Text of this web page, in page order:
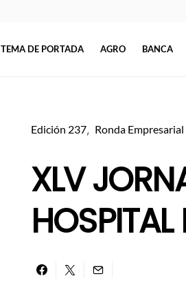
TEMA DE PORTADA AGRO BANCA
Edición 237 Ronda Empresarial
XLV
HOSPITAL